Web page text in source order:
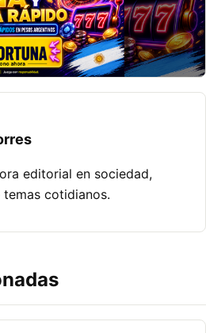
editorial en sociedad,
cotidianos.